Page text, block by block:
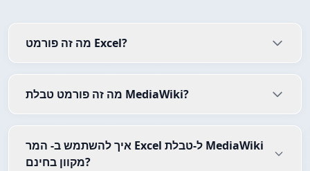
מה זה פורמט Excel?
מה זה פורמט טבלת MediaWiki?
איך להשתמש ב- המר Excel ל-טבלת MediaWiki
מקוון בחינם?